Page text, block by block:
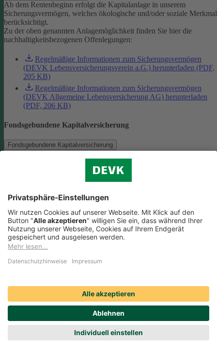
Ab dem Rentenbeginn erfolgt die Kapitalanlage in unserem
Sicherungsvermögen, welches ökologische und/oder soziale
berücksichtigt.
Zu der oben genannten Anlagemöglichkeit finden Sie hier die
nachhaltigkeitsbezogenen Offenlegungen:
Regelmäßige Informationen zum Sicherungsvermögen
(DEVK Lebensversicherungsverein a.G.) herunterladen (PDF,
205 KB)
Regelmäßige Informationen zum Sicherungsvermögen
(DEVK Allgemeine Lebensversicherung AG) herunterladen
(PDF, 206 KB)
Fondsgebundene Kapitalversicherung
Fondsgebundene Kapitalversicherung
Als Anlagemöglichkeit mit ökologischen und/oder sozialen
Zu der oben genannten Anlagemöglichkeit finden Sie hier die
nachhaltigkeitsbezogenen Offenlegungen:
Regelmäßige Informationen zum Monega FairInvest Aktien
R aufrufen
Weitere Rentenversicherungen (nicht fondsgebunden)
ökologische und/oder soziale Merkmale berücksichtigt.Zu der oben
genannten Anlagemöglichkeit finden Sie hier die
nachhaltigkeitsbezogenen Offenlegungen:
Regelmäßige Informationen zum Sicherungsvermögen
(DEVK Lebensversicherungsverein a.G.) herunterladen (PDF,
205 KB)